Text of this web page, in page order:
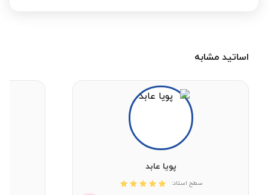
اساتید مشابه
پویا عابد
سطح استاد: